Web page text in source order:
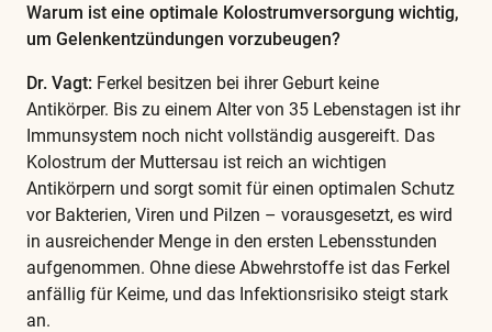
Warum ist eine optimale Kolostrumversorgung wichtig,
um Gelenkentzündungen vorzubeugen?
Dr. Vagt: Ferkel besitzen bei ihrer Geburt keine
Antikörper. Bis zu einem Alter von 35 Lebenstagen ist ihr
Immunsystem noch nicht vollständig ausgereift. Das
Kolostrum der Muttersau ist reich an wichtigen
Antikörpern und sorgt somit für einen optimalen Schutz
vor Bakterien, Viren und Pilzen – vorausgesetzt, es wird
in ausreichender Menge in den ersten Lebensstunden
aufgenommen. Ohne diese Abwehrstoffe ist das Ferkel
anfällig für Keime, und das Infektionsrisiko steigt stark
an.